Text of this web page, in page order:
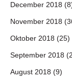
December 2018
November 2018
Oktober 2018 (25)
September 2018
August 2018 (9)